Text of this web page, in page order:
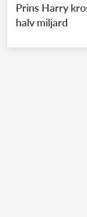
Prins Harry
halv miljard